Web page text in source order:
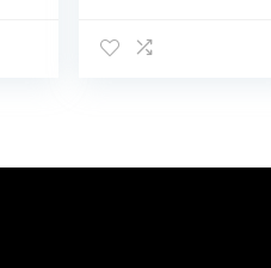
oplaadcase –
telefoongesprek